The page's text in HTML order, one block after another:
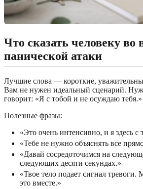
Что сказать человеку во
панической атаки
Лучшие слова — короткие,
Вам не нужен идеальный сценарий.
говорит: «Я с тобой и не осуждаю тебя.»
Полезные фразы:
«Это очень интенсивно, и я здесь с
«Тебе не нужно объяснять все
«Давай сосредоточимся на
следующих десяти секундах.»
«Твое тело подает сигнал
это вместе.»